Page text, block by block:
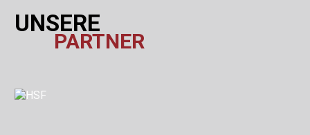
UNSERE
PARTNER